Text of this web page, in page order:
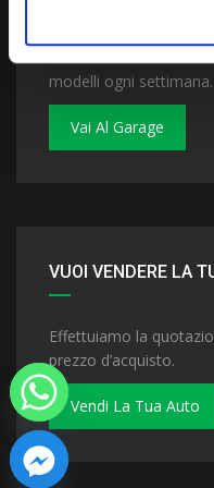
Dai un'occhiata al
modelli ogni settimana.
Vai Al Garage
VUOI VENDERE LA
Effettuiamo la
prezzo d’acquisto.
Vendi La Tua Auto